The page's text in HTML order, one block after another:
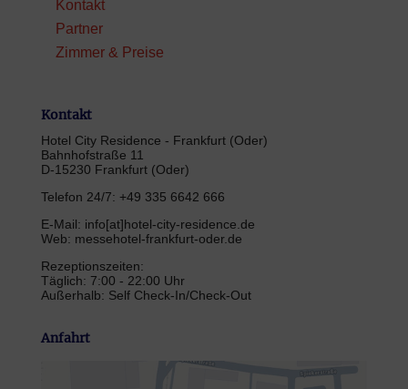
Kontakt
Partner
Zimmer & Preise
Kontakt
Hotel City Residence - Frankfurt (Oder)
Bahnhofstraße 11
D-15230 Frankfurt (Oder)
Telefon 24/7: +49 335 6642 666
E-Mail: info[at]hotel-city-residence.de
Web: messehotel-frankfurt-oder.de
Rezeptionszeiten:
Täglich: 7:00 - 22:00 Uhr
Außerhalb: Self Check-In/Check-Out
Anfahrt